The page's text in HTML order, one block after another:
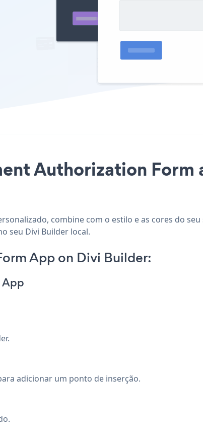
Authorization Form
combine com o estilo e as cores do
seu Divi Builder local.
App on Divi Builder:
App
adicionar um ponto de inserção.